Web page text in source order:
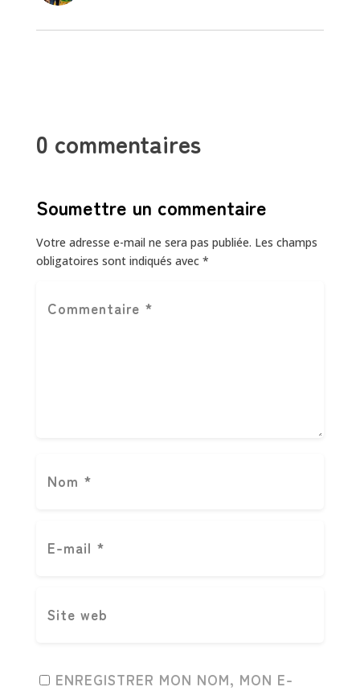
0 commentaires
Soumettre un commentaire
Votre adresse e-mail ne sera pas publiée. Les champs
obligatoires sont indiqués avec *
ENREGISTRER MON NOM, MON E-